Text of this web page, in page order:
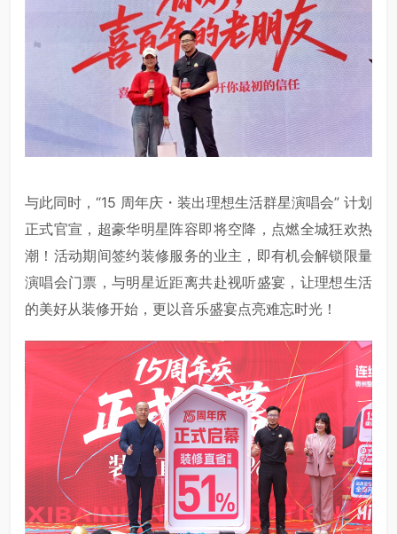
与此同时，“15 周年庆・装出理想生活群星演唱会” 计划
正式官宣，超豪华明星阵容即将空降，点燃全城狂欢热
潮！活动期间签约装修服务的业主，即有机会解锁限量
演唱会门票，与明星近距离共赴视听盛宴，让理想生活
的美好从装修开始，更以音乐盛宴点亮难忘时光！